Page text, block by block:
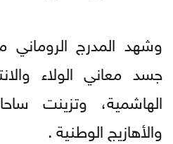
وشهد المدرج الروماني
جسد معاني الولاء
الهاشمية، وتزينت
والأهازيج الوطنية .